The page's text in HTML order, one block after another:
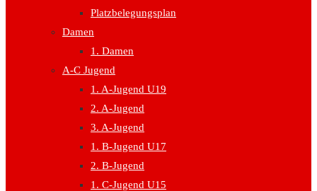
Platzbelegungsplan
Damen
1. Damen
A-C Jugend
1. A-Jugend U19
2. A-Jugend
3. A-Jugend
1. B-Jugend U17
2. B-Jugend
1. C-Jugend U15